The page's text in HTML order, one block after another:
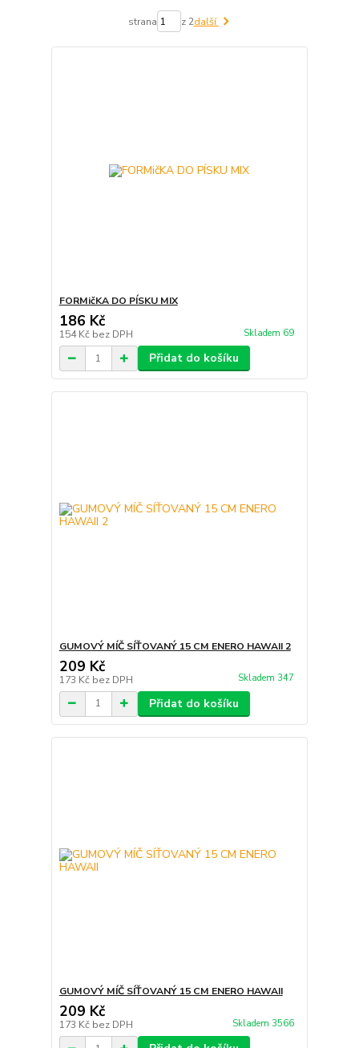
strana z 2další
FORMičKA DO PÍSKU MIX
186 Kč
154 Kč bez DPH Skladem 69
Přidat do košíku
GUMOVÝ MÍČ SÍŤOVANÝ 15 CM ENERO HAWAII 2
209 Kč
173 Kč bez DPH Skladem 347
Přidat do košíku
GUMOVÝ MÍČ SÍŤOVANÝ 15 CM ENERO HAWAII
209 Kč
173 Kč bez DPH Skladem 3566